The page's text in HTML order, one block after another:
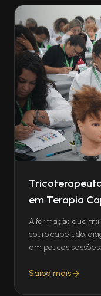
em Terapia
A formação que
couro cabeludo:
em poucas sessões.
Saiba mais